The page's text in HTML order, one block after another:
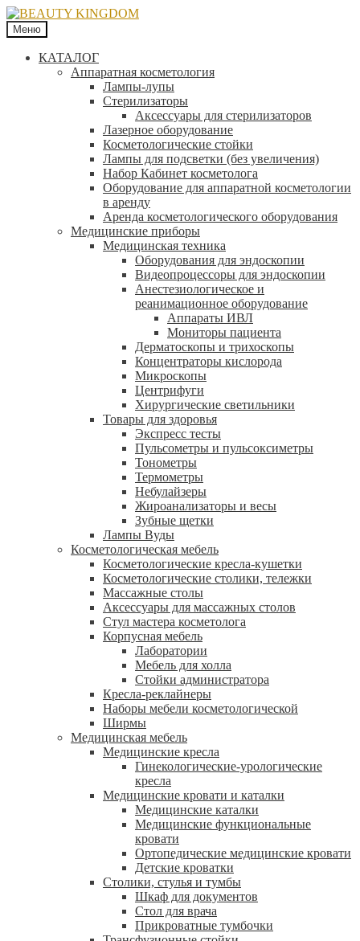
Меню
КАТАЛОГ
Аппаратная косметология
Лампы-лупы
Стерилизаторы
Аксессуары для стерилизаторов
Лазерное оборудование
Косметологические стойки
Лампы для подсветки (без увеличения)
Набор Кабинет косметолога
Оборудование для аппаратной косметологии
в аренду
Аренда косметологического оборудования
Медицинские приборы
Медицинская техника
Оборудования для эндоскопии
Видеопроцессоры для эндоскопии
Анестезиологическое и
реанимационное оборудование
Аппараты ИВЛ
Мониторы пациента
Дерматоскопы и трихоскопы
Концентраторы кислорода
Микроскопы
Центрифуги
Xирургические светильники
Товары для здоровья
Экспресс тесты
Пульсометры и пульсоксиметры
Тонометры
Термометры
Небулайзеры
Жироанализаторы и весы
Зубные щетки
Лампы Вуды
Косметологическая мебель
Косметологические кресла-кушетки
Косметологические столики, тележки
Массажные столы
Аксессуары для массажных столов
Стул мастера косметолога
Корпусная мебель
Лаборатории
Мебель для холла
Стойки администратора
Кресла-реклайнеры
Наборы мебели косметологической
Ширмы
Медицинская мебель
Медицинские кресла
Гинекологические-урологические
кресла
Медицинские кровати и каталки
Медицинские каталки
Медицинские функциональные
кровати
Ортопедические медицинские кровати
Детские кроватки
Столики, стулья и тумбы
Шкаф для документов
Стол для врача
Прикроватные тумбочки